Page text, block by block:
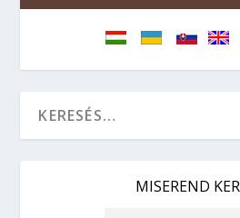
MISEREND